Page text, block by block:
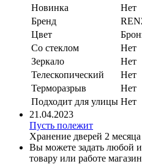
Новинка
Нет
Бренд
Цвет
Со стеклом
Нет
Зеркало
Нет
Телескопический
Нет
Терморазрыв
Нет
Подходит для улицы Нет
21.04.2023
Пусть полежит
Хранение дверей 2
Вы можете задать любой
товару или работе